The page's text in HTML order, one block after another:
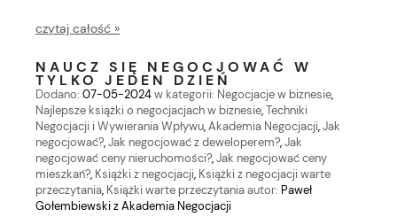
czytaj całość »
NAUCZ SIĘ NEGOCJOWAĆ W
TYLKO JEDEN DZIEŃ
Dodano: 07-05-2024w kategorii: Negocjacje w biznesie,
Najlepsze książki o negocjacjach w biznesie,Techniki
Negocjacji i Wywierania Wpływu,Akademia Negocjacji,Jak
negocjować?,Jak negocjować z deweloperem?,Jak
negocjować ceny nieruchomości?,Jak negocjować ceny
mieszkań?, Książki z negocjacji, Książki z negocjacji warte
przeczytania, Książki warte przeczytaniaautor: Paweł
Gołembiewski z Akademia Negocjacji